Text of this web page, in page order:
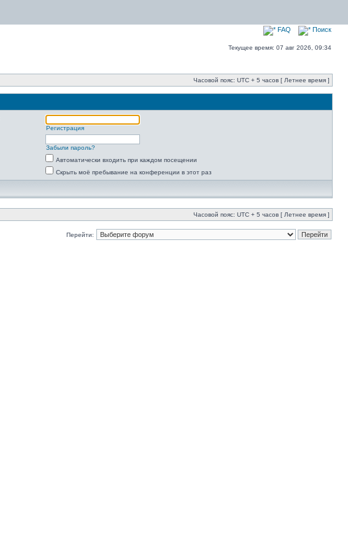
FAQ Поиск
Текущее время: 07 авг 2026, 09:34
Часовой пояс: UTC + 5 часов [ Летнее время ]
Регистрация
Забыли пароль?
Автоматически входить при каждом посещении
Скрыть моё пребывание на конференции в этот раз
Часовой пояс: UTC + 5 часов [ Летнее время ]
Перейти: